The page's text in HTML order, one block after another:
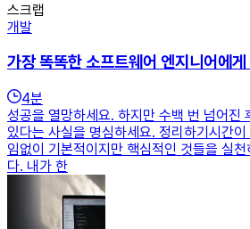
스크랩
개발
가장 똑똑한 소프트웨어 엔지니어에
4분
성공을 열망하세요. 하지만 수백 번 넘어진
있다는 사실을 명심하세요. 정리하기시간
임없이 기본적이지만 핵심적인 것들을 실
다. 내가 한